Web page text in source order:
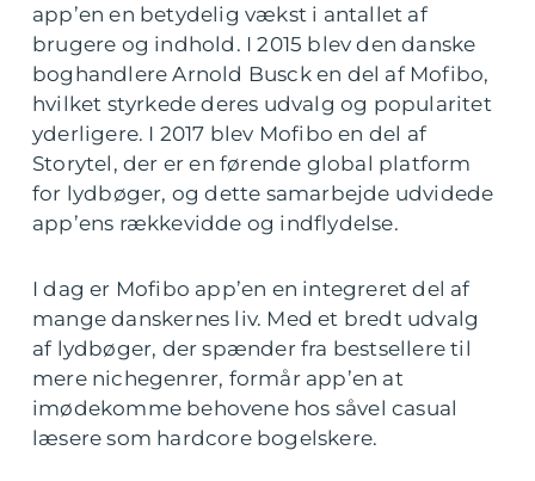
app’en en betydelig vækst i antallet af
brugere og indhold. I 2015 blev den danske
boghandlere Arnold Busck en del af Mofibo,
hvilket styrkede deres udvalg og popularitet
yderligere. I 2017 blev Mofibo en del af
Storytel, der er en førende global platform
for lydbøger, og dette samarbejde udvidede
app’ens rækkevidde og indflydelse.
I dag er Mofibo app’en en integreret del af
mange danskernes liv. Med et bredt udvalg
af lydbøger, der spænder fra bestsellere til
mere nichegenrer, formår app’en at
imødekomme behovene hos såvel casual
læsere som hardcore bogelskere.